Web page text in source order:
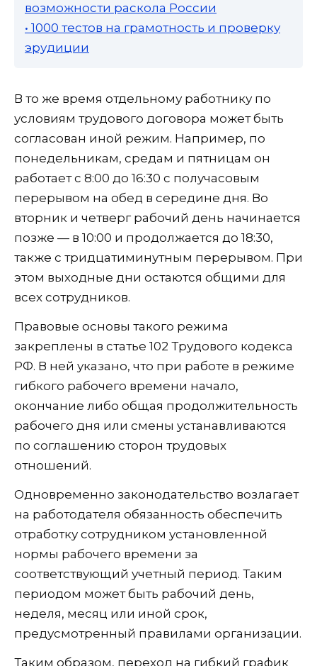
возможности раскола России
• 1000 тестов на грамотность и проверку
эрудиции
В то же время отдельному работнику по
условиям трудового договора может быть
согласован иной режим. Например, по
понедельникам, средам и пятницам он
работает с 8:00 до 16:30 с получасовым
перерывом на обед в середине дня. Во
вторник и четверг рабочий день начинается
позже — в 10:00 и продолжается до 18:30,
также с тридцатиминутным перерывом. При
этом выходные дни остаются общими для
всех сотрудников.
Правовые основы такого режима
закреплены в статье 102 Трудового кодекса
РФ. В ней указано, что при работе в режиме
гибкого рабочего времени начало,
окончание либо общая продолжительность
рабочего дня или смены устанавливаются
по соглашению сторон трудовых
отношений.
Одновременно законодательство возлагает
на работодателя обязанность обеспечить
отработку сотрудником установленной
нормы рабочего времени за
соответствующий учетный период. Таким
периодом может быть рабочий день,
неделя, месяц или иной срок,
предусмотренный правилами организации.
Таким образом, переход на гибкий график